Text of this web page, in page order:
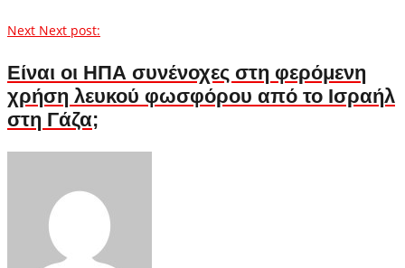
Next Next post:
Είναι οι ΗΠΑ συνένοχες στη φερόμενη
χρήση λευκού φωσφόρου από το Ισραήλ
στη Γάζα;